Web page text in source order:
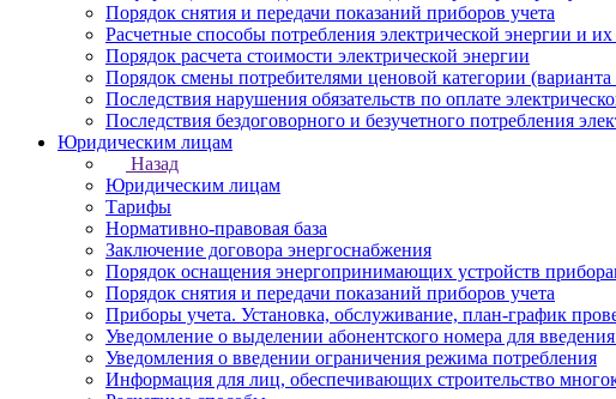
Порядок снятия и передачи показаний приборов учета
Расчетные способы потребления электрической энергии и
Порядок расчета стоимости электрической энергии
Порядок смены потребителями ценовой категории
Последствия нарушения обязательств по оплате
Последствия бездоговорного и безучетного потребления
Юридическим лицам
Назад
Юридическим лицам
Тарифы
Нормативно-правовая база
Заключение договора энергоснабжения
Порядок оснащения энергопринимающих устройств
Порядок снятия и передачи показаний приборов учета
Приборы учета. Установка, обслуживание, план-график
Уведомление о выделении абонентского номера для
Уведомления о введении ограничения режима потребления
Информация для лиц, обеспечивающих строительство